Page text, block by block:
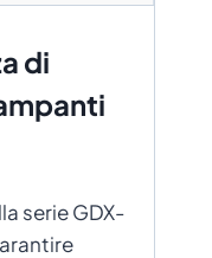
di
serie GDX-